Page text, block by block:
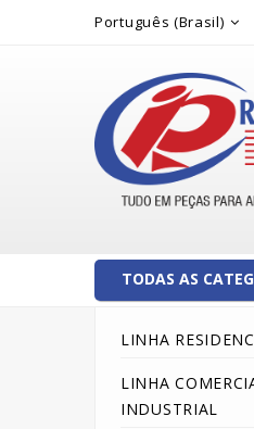
Português (Brasil)
TODAS AS
LINHA
LINHA
INDUSTRIAL